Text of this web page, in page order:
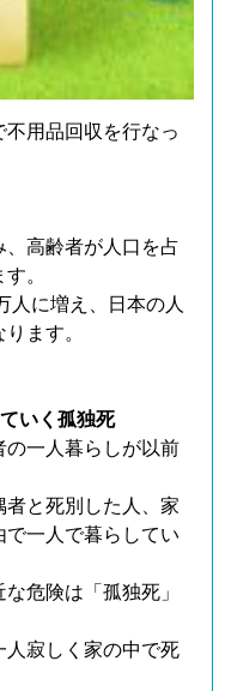
用品回収を行なっ
高齢者が人口を占
。
人に増え、日本の人
ます。
いく孤独死
の一人暮らしが以前
と死別した人、家
一人で暮らしてい
危険は「孤独死」
人寂しく家の中で死